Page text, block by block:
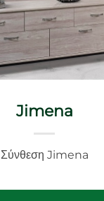
Jimena
Σύνθεση Jimena